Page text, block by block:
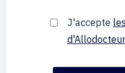
J'accepte